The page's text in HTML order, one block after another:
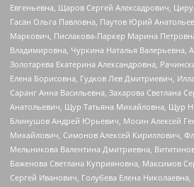
Евгеньевна, Щаров Сергей Алексадрович,
Гасан Ольга Павловна, Паутов Юрий
Маркович, Пислакова-Паркер Марина
Владимировна, Чуркина Наталья Валерьевна,
Золотарева Екатерина Александровна,
Елена Борисовна, Гудков Лев Дмитриевич,
Саранг Анна Васильевна, Захарова Светлана
Анатольевич, Щур Татьяна Михайловна, Щур
Блинушов Андрей Юрьевич, Мосин Алексей
Михайлович, Симонов Алексей Кириллович,
Мельникова Валентина Дмитриевна,
Баженова Светлана Куприяновна, Максимов
Сергей Иванович, Голубева Елена